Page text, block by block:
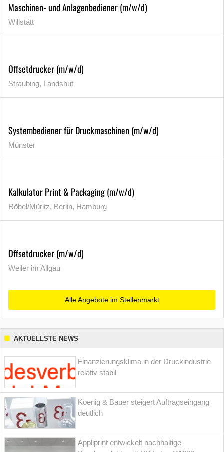
Maschinen- und Anlagenbediener (m/w/d)
Willstätt
Offsetdrucker (m/w/d)
Straubing, Landshut
Systembediener für Druckmaschinen (m/w/d)
Münster
Kalkulator Print & Packaging (m/w/d)
Röbel/Müritz, Berlin, Hamburg
Offsetdrucker (m/w/d)
Weiler im Allgäu
Alle Angebote im Stellenmarkt
AKTUELLSTE NEWS
Finanzierungsklima in der Druckindustrie
relativ stabil
Koenig & Bauer steigert Auftragseingang
deutlich
Appliprint entwickelt nachhaltige